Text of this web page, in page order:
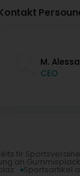
M.
CEO
fir
an Gummisplack
Sportsartikel